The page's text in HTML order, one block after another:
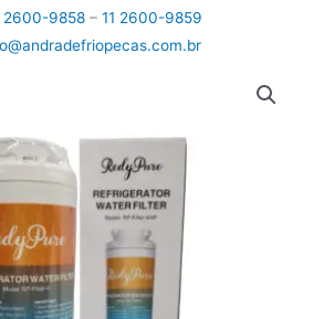
2600-9858 – 11 2600-9859